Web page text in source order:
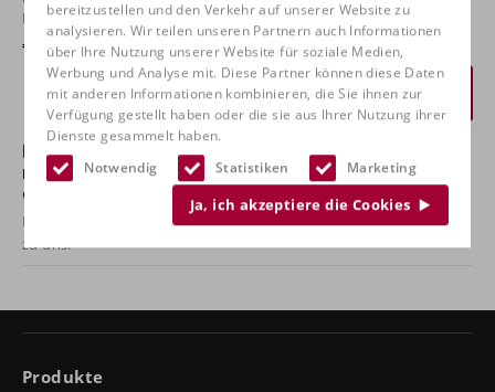
bereitzustellen und den Verkehr auf unserer Website zu
analysieren. Wir teilen unseren Partnern auch Informationen
über Ihre Nutzung unserer Website für soziale Medien,
Werbung und Analyse mit. Diese Partner können diese Daten
mit anderen Informationen kombinieren, die Sie ihnen zur
Verfügung gestellt haben oder die sie aus Ihrer Nutzung ihrer
Dienste gesammelt haben.
Notwendig
Statistiken Marketing
Ja, ich akzeptiere die Cookies
Komfort.
€ 695,00
Angebot anfordern
Haben Sie Fragen zu diesem Produkt oder
möchten Sie es in unserem Shop
ausprobieren?
Nehmen Sie Kontaktmit uns und kommen Sie zum Probesitzen
zu uns!
Produkte